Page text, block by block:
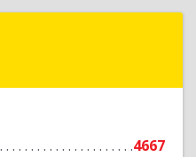
4667
Подробнее